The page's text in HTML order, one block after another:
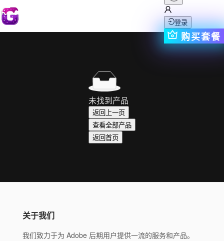
登录
购买套餐
未找到产品
返回上一页
查看全部产品
返回首页
关于我们
我们致力于为 Adobe 后期用户提供一流的服务和产品。